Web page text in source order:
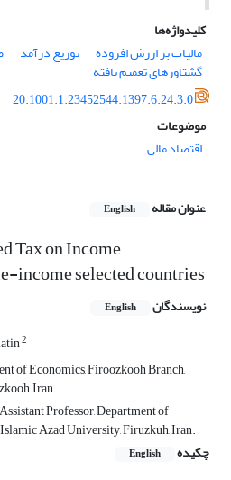
کلیدواژه‌ها
مالیات بر ارزش افزوده
توزیع درآمد
گشتاورهای تعمیم یافته
20.1001.1.23452544.1397.6.24.3.0
موضوعات
اقتصاد مالی
عنوان مقاله English
Tax on Income
selected countries
نویسندگان English
2
of Economics, Firoozkooh Branch,
Iran.
Professor, Department of
Azad University, Firuzkuh, Iran.
چکیده
English